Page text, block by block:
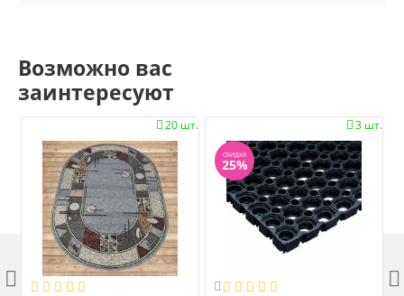
Возможно вас
заинтересуют
20 шт.
 3 шт.

СКИДКА
25%

 